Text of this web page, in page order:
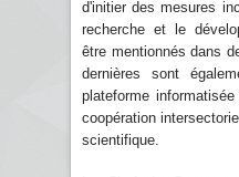
d'initier des mesures
recherche et le
être mentionnés dans
dernières sont
plateforme
coopération
scientifique.